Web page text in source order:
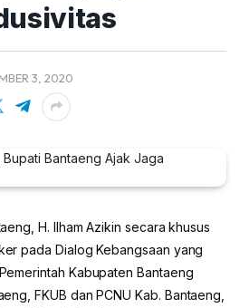
3, 2020
H. Ilham Azikin secara khusus
pada Dialog Kebangsaan yang
Kabupaten Bantaeng
FKUB dan PCNU Kab. Bantaeng,